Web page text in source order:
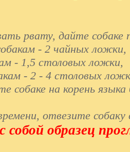
рвату, дайте собаке
- 2 чайных ложки,
- 1,5 столовых ложки,
- 2 - 4 столовых
собаке на корень
отвезите собаку
образец